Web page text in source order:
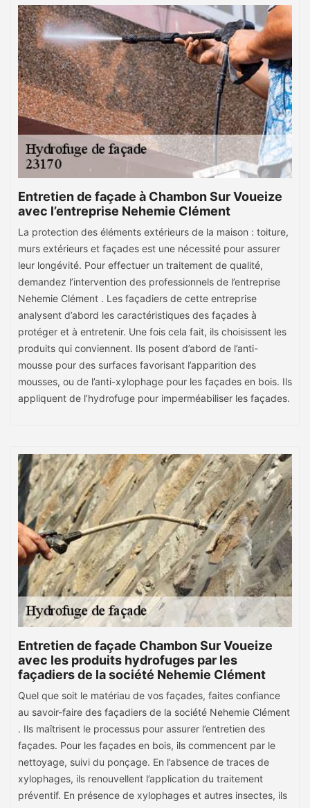
Entretien de façade à Chambon Sur Voueize
avec l’entreprise Nehemie Clément
La protection des éléments extérieurs de la maison : toiture,
murs extérieurs et façades est une nécessité pour assurer
leur longévité. Pour effectuer un traitement de qualité,
demandez l’intervention des professionnels de l’entreprise
Nehemie Clément . Les façadiers de cette entreprise
analysent d’abord les caractéristiques des façades à
protéger et à entretenir. Une fois cela fait, ils choisissent les
produits qui conviennent. Ils posent d’abord de l’anti-
mousse pour des surfaces favorisant l’apparition des
mousses, ou de l’anti-xylophage pour les façades en bois. Ils
appliquent de l’hydrofuge pour imperméabiliser les façades.
Entretien de façade Chambon Sur Voueize
avec les produits hydrofuges par les
façadiers de la société Nehemie Clément
Quel que soit le matériau de vos façades, faites confiance
au savoir-faire des façadiers de la société Nehemie Clément
. Ils maîtrisent le processus pour assurer l’entretien des
façades. Pour les façades en bois, ils commencent par le
nettoyage, suivi du ponçage. En l’absence de traces de
xylophages, ils renouvellent l’application du traitement
préventif. En présence de xylophages et autres insectes, ils